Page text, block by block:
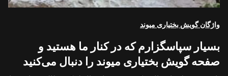
واژگان گویش بختیاری میوند
بسیار سپاسگزارم که در کنار ما هستید و
صفحه گویش بختیاری میوند را دنبال می‌کنید